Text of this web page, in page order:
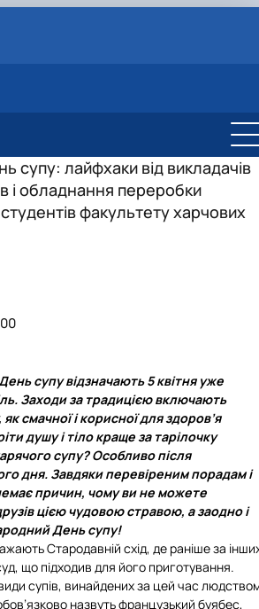
кафедри
за інформаційне наповнення веб-
гурток «Інновації у процесах харчових
кафедри
методична робота
діяльність кафедри
ф-ту харчових наук
інші конференції
ДІЯЛЬНІСТЬ
Абітурієнту
заходи
супу: лайфхаки від викладачів
і обладнання переробки
факультету харчових
супу відзначають 5 квітня уже
Заходи за традицією включають
смачної і корисної для здоров’я
душу і тіло краще за тарілочку
супу? Особливо після
дня. Завдяки перевіреним порадам і
причин, чому ви не можете
цією чудовою стравою, а заодно і
День супу!
Стародавній схід, де раніше за
що підходив для його приготування.
супів, винайдених за цей час
назвуть французький буябес,